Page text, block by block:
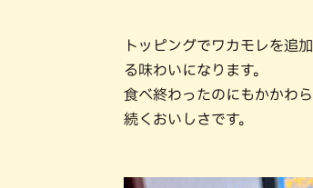
トッピングでワカモレを追
る味わいになります。
食べ終わったのにもかかわ
続くおいしさです。